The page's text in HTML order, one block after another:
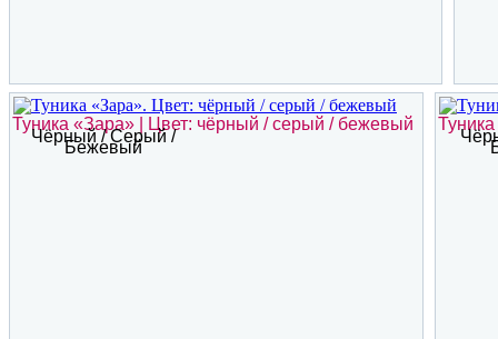
Туника «Зара» | Цвет: чёрный / серый / бежевый
Чёрный / Серый /
Бежевый